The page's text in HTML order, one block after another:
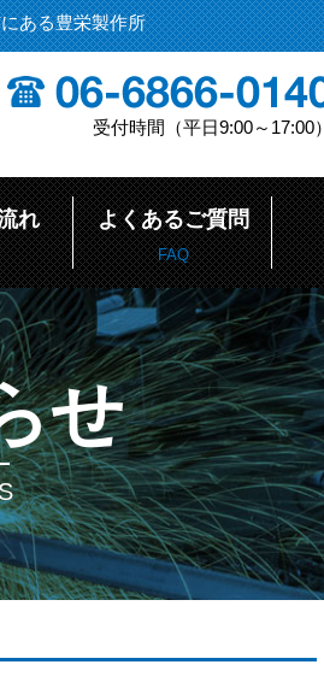
ある豊栄製作所
受付時間（平日9:00～17:00）
れ よくあるご質問
FAQ
せ